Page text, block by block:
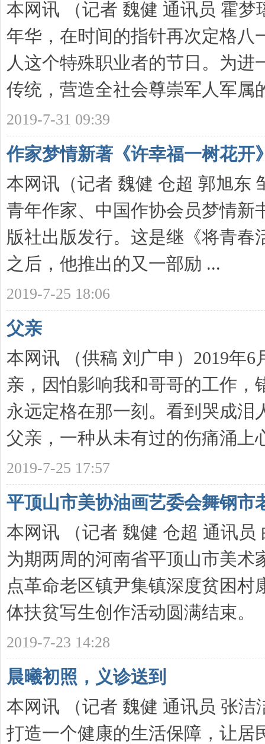
本网讯 （记者 魏健 通讯员 霍
年华，在时间的指针再次定格八
人这个特殊职业者的节日。为
传统，营造全社会尊崇军人军属
2019-7-31 09:39
作家梦情新著《许幸福一树花开
本网讯（记者 魏健 仓超 郭旭东
青年作家、中国作协会员梦情新
版社出版发行。这是继《将青
之后，他推出的又一部励 ...
2019-7-25 18:06
父亲
本网讯 （供稿 刘广申）2019年
亲，因怕影响我和哥哥的工作，
永远定格在那一刻。看到哭成泪
父亲，一种从未有过的伤痛涌上
2019-7-25 17:57
平顶山市美协油画艺委会舞钢市
本网讯 （记者 魏健 仓超 通讯员
为期两周的河南省平顶山市美
点革命老区镇尹集镇深度贫困
体扶贫写生创作活动圆满结束。
2019-7-23 14:28
晨曦初照，义诊送到
本网讯 （记者 魏健 通讯员 张
打造一个健康的生活保障，让居